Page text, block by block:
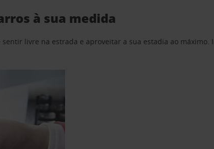
à sua medida
livre na estrada e aproveitar a sua estadia ao máximo.